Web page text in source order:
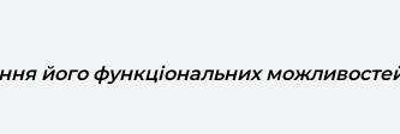
його функціональних